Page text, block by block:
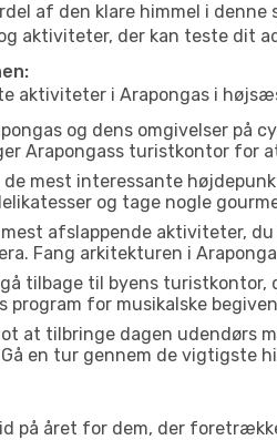
af den klare himmel i
aktiviteter, der kan teste dit
aktiviteter i Arapongas i
og dens omgivelser på
Arapongass turistkontor
mest interessante
og tage nogle
afslappende aktiviteter,
Fang arkitekturen i
gå tilbage til byens turistkontor,
program for musikalske
at tilbringe dagen udendørs
en tur gennem de vigtigste
på året for dem, der